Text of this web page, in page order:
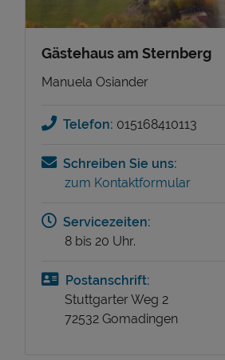
Gästehaus am Sternberg
Manuela Osiander
Telefon: 015168410113
Schreiben Sie uns:
zum Kontaktformular
Servicezeiten:
8 bis 20 Uhr.
Postanschrift:
Stuttgarter Weg 2
72532 Gomadingen